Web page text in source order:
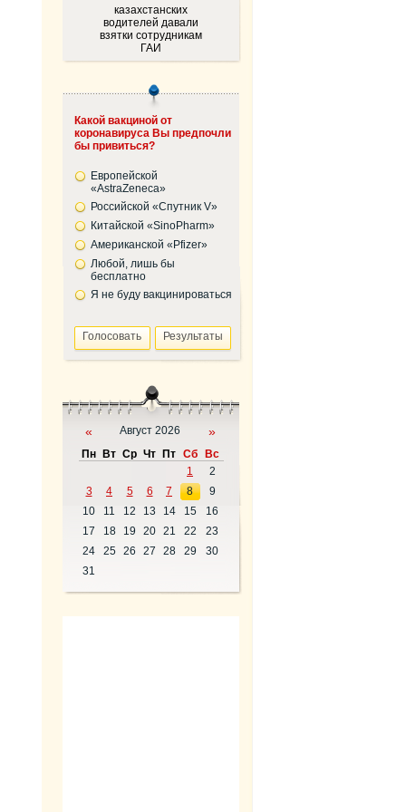
казахстанских
водителей давали
взятки сотрудникам
ГАИ
Какой вакциной от
коронавируса Вы предпочли
бы привиться?
Европейской
«AstraZeneca»
Российской «Спутник V»
Китайской «SinoPharm»
Американской «Pfizer»
Любой, лишь бы
бесплатно
Я не буду вакцинироваться
« Август 2026 »
Пн Вт Ср Чт Пт Сб
Вс
1
2
3
4 5 6 7 8
9
10
11 12 13 14 15
16
17
18 19 20 21 22
23
24
25 26 27 28 29
30
31